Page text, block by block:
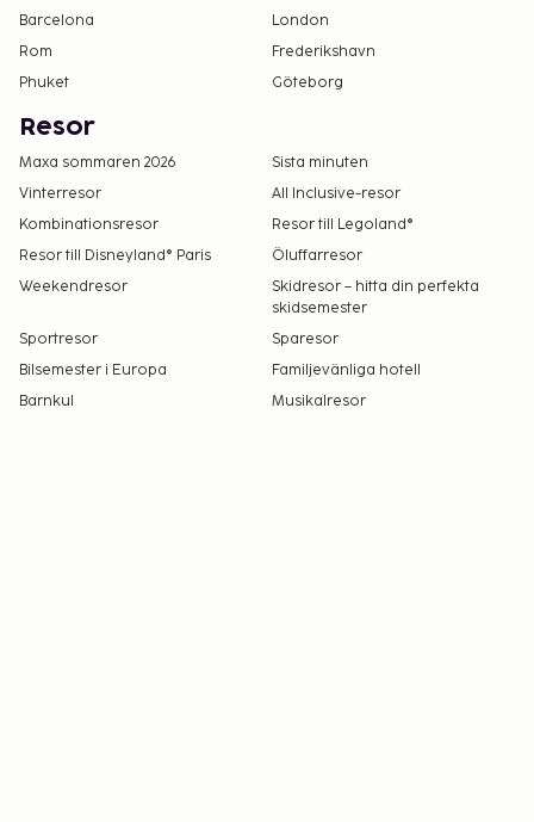
Barcelona
London
Rom
Frederikshavn
Phuket
Göteborg
Resor
Maxa sommaren 2026
Sista minuten
Vinterresor
All Inclusive-resor
Kombinationsresor
Resor till Legoland®
Resor till Disneyland® Paris
Öluffarresor
Weekendresor
Skidresor – hitta din perfekta
skidsemester
Sportresor
Sparesor
Bilsemester i Europa
Familjevänliga hotell
Barnkul
Musikalresor